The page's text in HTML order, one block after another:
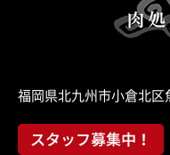
福岡県北九州市小倉北